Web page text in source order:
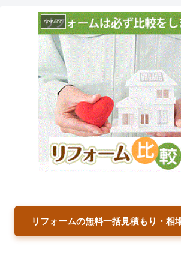
service
リフォームの無料一括見積もり・相